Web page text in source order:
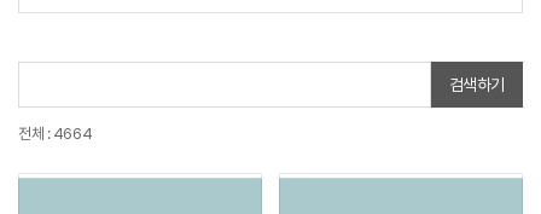
전체 : 4664
검색하기